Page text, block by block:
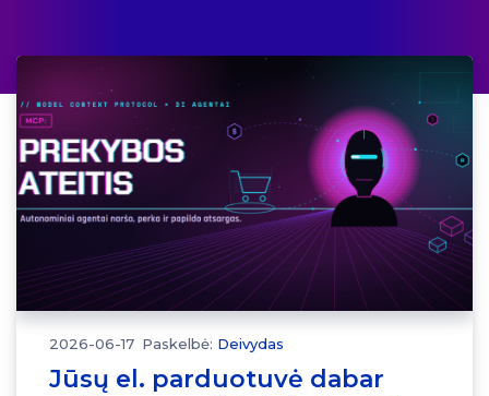
2026-06-17 Paskelbė: Deivydas
Jūsų el. parduotuvė dabar